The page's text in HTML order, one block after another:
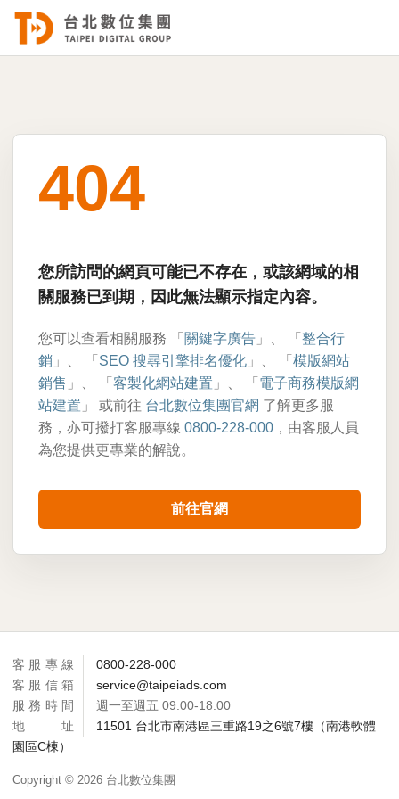
404
您所訪問的網頁可能已不存在，或該網域的相
關服務已到期，因此無法顯示指定內容。
您可以查看相關服務 「 關鍵字廣告 」、 「 整合行
銷 」、 「 SEO 搜尋引擎排名優化 」、 「 模版網站
銷售 」、 「 客製化網站建置 」、 「 電子商務模版網
站建置 」 或前往 台北數位集團官網 了解更多服
務，亦可撥打客服專線 0800-228-000 ，由客服人員
為您提供更專業的解說。
前往官網
客服專線
0800-228-000
客服信箱
service@taipeiads.com
服務時間
週一至週五 09:00-18:00
地址
11501 台北市南港區三重路19之6號7樓（南港軟體
園區C棟）
Copyright © 2026 台北數位集團